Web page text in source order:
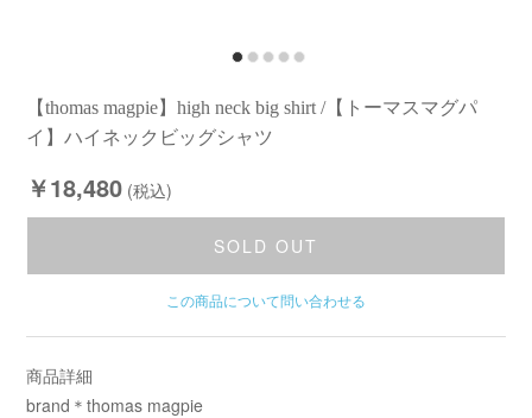
【thomas magpie】high neck big shirt /【トーマスマグパ
イ】ハイネックビッグシャツ
￥18,480 (税込)
SOLD OUT
この商品について問い合わせる
商品詳細
brand＊thomas magpie